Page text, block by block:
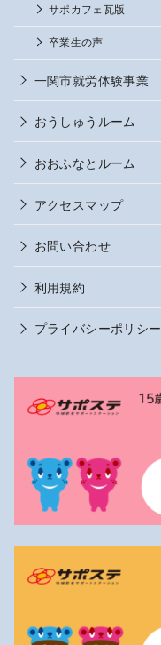
サポカフェ瓦版
卒業生の声
一関市就労体験事業
おうしゅうルーム
おおふなとルーム
アクセスマップ
お問い合わせ
利用規約
プライバシーポリシー